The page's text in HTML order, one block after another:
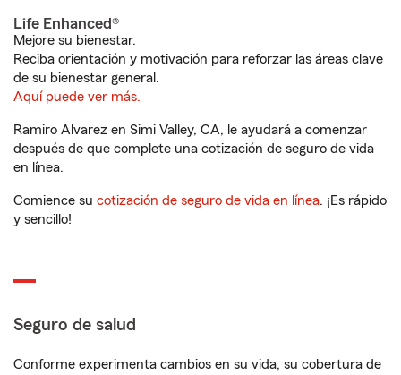
Life Enhanced®
Mejore su bienestar.
Reciba orientación y motivación para reforzar las áreas clave
de su bienestar general.
Aquí puede ver más.
Ramiro Alvarez en Simi Valley, CA, le ayudará a comenzar
después de que complete una cotización de seguro de vida
en línea.
Comience su cotización de seguro de vida en línea. ¡Es rápido
y sencillo!
Seguro de salud
Conforme experimenta cambios en su vida, su cobertura de